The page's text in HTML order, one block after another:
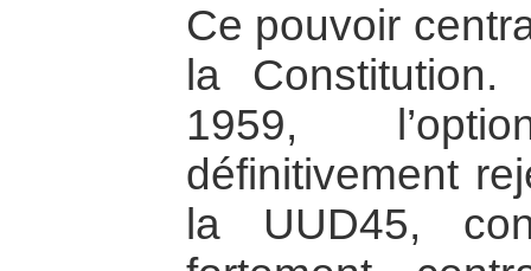
Ce pouvoir
la
1959,
définitivement
la UUD45,